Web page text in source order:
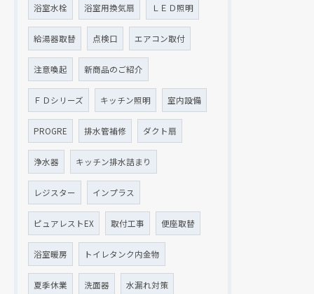
浴室水栓 浴室用換気扇 ＬＥＤ照明
給湯器取替 点検口 エアコン取付
注意喚起 新商品のご紹介
ＦＤシリーズ キッチン照明 室内設備
PROGRE 排水管補修 ダクト扇
浄水器 キッチン排水詰まり
レジスター インプラス
ピュアレストEX 取付工事 便座取替
浴室暖房 トイレタンク内金物
夏季休業 洗面器 水漏れ対策